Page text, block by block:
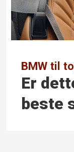
BMW til
Er
beste